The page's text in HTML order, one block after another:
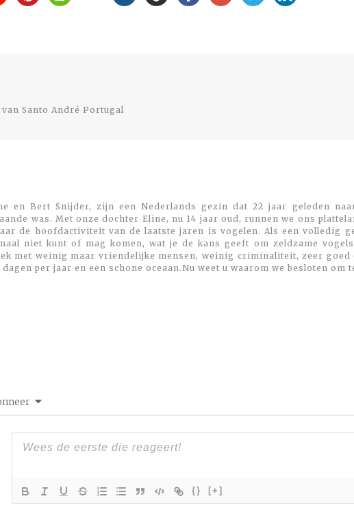
Santo André Portugal
en Bert Snijder, zijn een Nederlands gezin dat 22 jaar geleden
was. Met onze dochter Eline, nu 14 jaar oud, runnen we ons
de hoofdactiviteit van de laatste jaren is vogelen. Als een volledig
niet kunt of mag komen, wat je de kans geeft om zeldzame
met weinig maar vriendelijke mensen, weinig criminaliteit, zeer
per jaar en een schone oceaan.Nu weet u waarom we besloten om
{} [+]